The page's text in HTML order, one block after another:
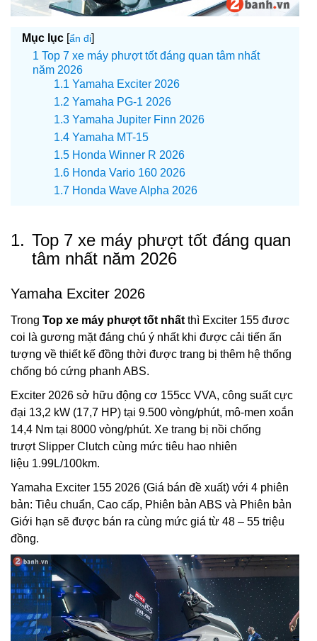
Mục lục [ẩn đi]
Top 7 xe máy phượt tốt đáng quan tâm nhất
năm 2026
Yamaha Exciter 2026
Yamaha PG-1 2026
Yamaha Jupiter Finn 2026
Yamaha MT-15
Honda Winner R 2026
Honda Vario 160 2026
Honda Wave Alpha 2026
1. Top 7 xe máy phượt tốt đáng quan
tâm nhất năm 2026
Yamaha Exciter 2026
Trong Top xe máy phượt tốt nhất thì Exciter 155 đươc
coi là gương mặt đáng chú ý nhất khi được cải tiến ấn
tượng về thiết kế đồng thời được trang bị thêm hệ thống
chống bó cứng phanh ABS.
Exciter 2026 sở hữu động cơ 155cc VVA, công suất cực
đại 13,2 kW (17,7 HP) tại 9.500 vòng/phút, mô-men xoắn
14,4 Nm tại 8000 vòng/phút. Xe trang bị nồi chống
trượt Slipper Clutch cùng mức tiêu hao nhiên
liệu 1.99L/100km.
Yamaha Exciter 155 2026 (Giá bán đề xuất) với 4 phiên
bản: Tiêu chuẩn, Cao cấp, Phiên bản ABS và Phiên bản
Giới hạn sẽ được bán ra cùng mức giá từ 48 – 55 triệu
đồng.